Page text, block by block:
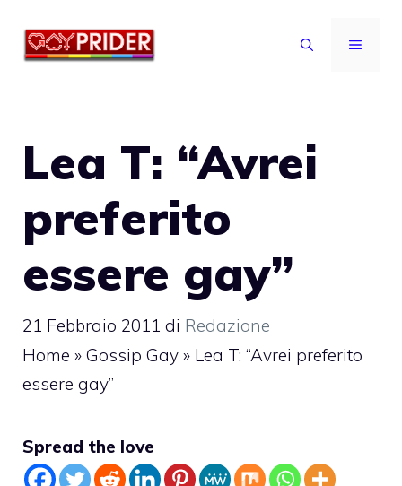
MENU
Lea T: “Avrei
preferito
essere gay”
21 Febbraio 2011 di Redazione
Home » Gossip Gay » Lea T: “Avrei preferito
essere gay”
Spread the love